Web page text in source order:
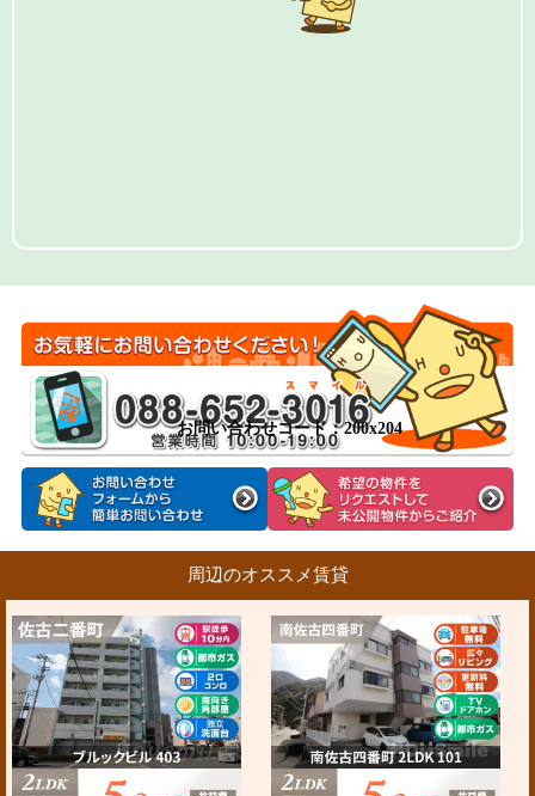
お問い合わせコード：200x204
周辺のオススメ賃貸